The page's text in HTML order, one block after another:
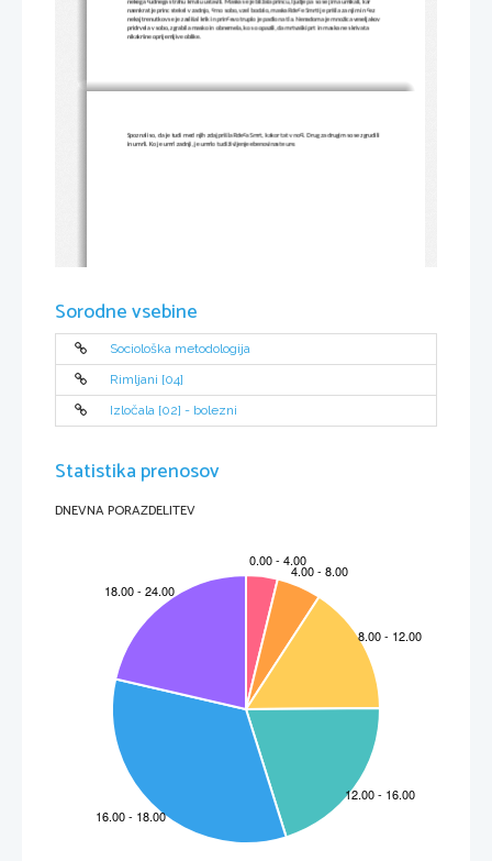
nekega čudnega strahu kmalu ustavili. Maska se je bližala princu, ljudje pa so se jima umikali, kar
naenkrat je princ stekel v zadnjo, črno sobo, vzel bodalo, maska Rdeče Smrti je prišla za njim in čez
nekaj trenutkov se je zaslišal krik in prinčevo truplo je padlo na tla. Nenadoma je množica veseljakov
pridrvela v sobo, zgrabila masko in obnemela, ko so opazili, da mrtvaški prt in maska ne skrivata
nikakršne oprijemljive oblike.
Spoznali so, da je tudi med njih zdaj prišla Rdeča Smrt, kakor tat v noči. Drug za drugim so se zgrudili
in umrli. Ko je umrl zadnji, je umrlo tudi življenje ebenovinaste ure.
Sorodne vsebine
Sociološka metodologija
Rimljani [04]
Izločala [02] - bolezni
Statistika prenosov
DNEVNA PORAZDELITEV